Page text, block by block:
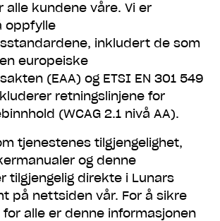
alle kundene våre. Vi er
oppfylle
inkludert de som
europeiske
(EAA) og ETSI EN 301 549
retningslinjene for
(WCAG 2.1 nivå AA).
tjenestenes tilgjengelighet,
og denne
tilgjengelig direkte i Lunars
på nettsiden vår. For å sikre
alle er denne informasjonen